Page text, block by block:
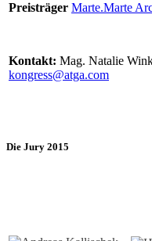
Preisträger Marte.Marte
Kontakt: Mag. Natalie
kongress@atga.com
Die Jury 2015